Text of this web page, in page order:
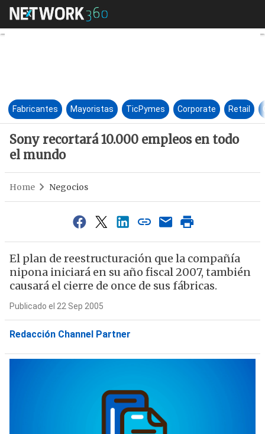
Sony recortará 10.000
Fabricantes Mayoristas TicPymes Corporate Retail
Sony recortará 10.000 empleos en todo
el mundo
Home Negocios
El plan de reestructuración que la compañía
nipona iniciará en su año fiscal 2007, también
causará el cierre de once de sus fábricas.
Publicado el 22 Sep 2005
Redacción Channel Partner